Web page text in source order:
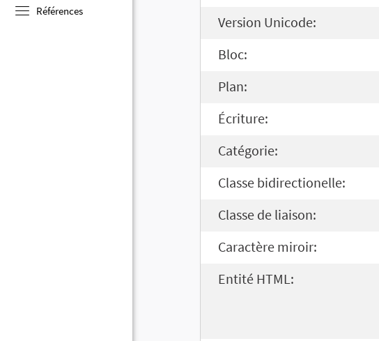
Références
Version Unicode:
Bloc:
Plan:
Écriture:
Catégorie:
Classe bidirectionelle:
Classe de liaison:
Caractère miroir:
Entité HTML: